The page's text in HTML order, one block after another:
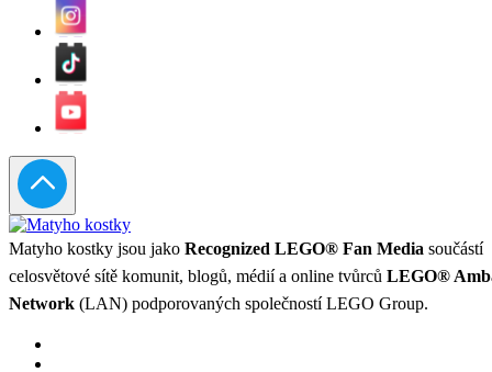
Matyho kostky jsou jako Recognized LEGO® Fan Media součástí
celosvětové sítě komunit, blogů, médií a online tvůrců LEGO®
Network (LAN) podporovaných společností LEGO Group.